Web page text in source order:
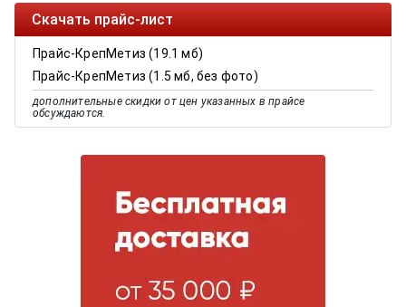
Скачать прайс-лист
Прайс-КрепМетиз (19.1 мб)
Прайс-КрепМетиз (1.5 мб, без фото)
дополнительные скидки от цен указанных в прайсе
обсуждаются.